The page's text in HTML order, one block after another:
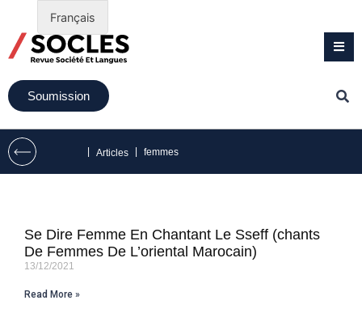
Soumission
Articles femmes
Se Dire Femme En Chantant Le Sseff (chants
De Femmes De L’oriental Marocain)
13/12/2021
Read More »
Français